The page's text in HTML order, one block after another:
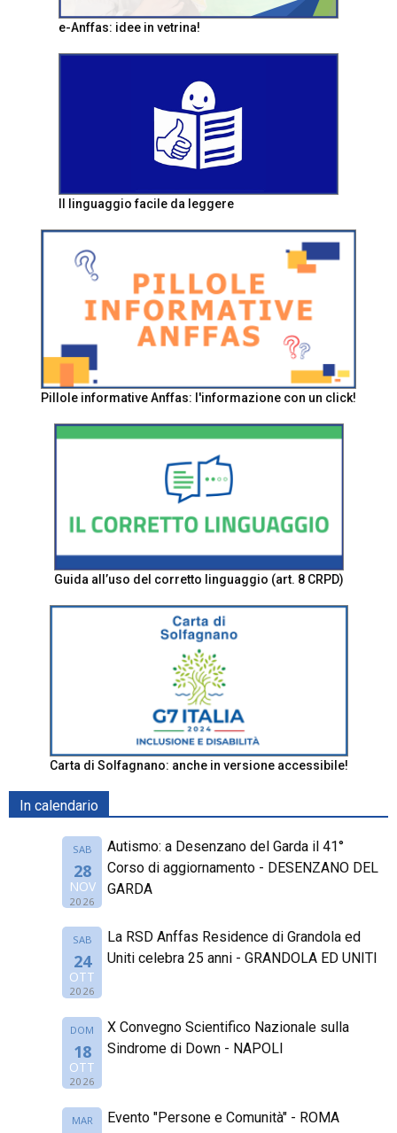
e-Anffas: idee in vetrina!
Il linguaggio facile da leggere
Pillole informative Anffas: l'informazione con un click!
Guida all’uso del corretto linguaggio (art. 8 CRPD)
Carta di Solfagnano: anche in versione accessibile!
In calendario
SAB
28
NOV
2026
Autismo: a Desenzano del Garda il 41°
Corso di aggiornamento - DESENZANO DEL
GARDA
SAB
24
OTT
2026
La RSD Anffas Residence di Grandola ed
Uniti celebra 25 anni - GRANDOLA ED UNITI
DOM
18
OTT
2026
X Convegno Scientifico Nazionale sulla
Sindrome di Down - NAPOLI
MAR Evento "Persone e Comunità" - ROMA